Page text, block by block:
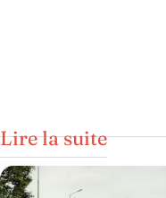
Lire la suite